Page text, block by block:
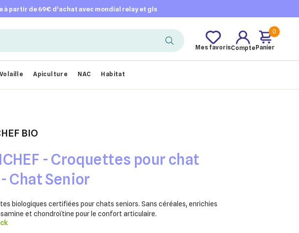
à partir de 69€ d’achat avec mondial relay et gls
Mes favorisCompte
0
Panier
Volaille Apiculture NAC Habitat
BIO
- Croquettes pour chat
- Chat Senior
biologiques certifiées pour chats seniors. Sans céréales, enrichies
et chondroïtine pour le confort articulaire.